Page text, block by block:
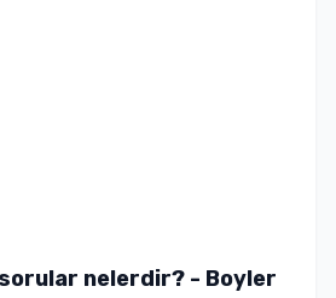
nelerdir? - Boyler